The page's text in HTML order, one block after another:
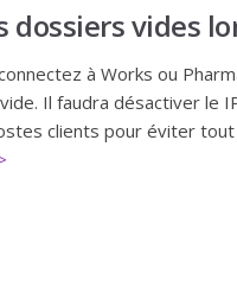
dossiers vides
à Works ou
Il faudra désactiver le
clients pour éviter